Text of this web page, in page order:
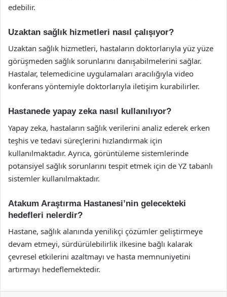
edebilir.
Uzaktan sağlık hizmetleri nasıl çalışıyor?
Uzaktan sağlık hizmetleri, hastaların doktorlarıyla yüz yüze
görüşmeden sağlık sorunlarını danışabilmelerini sağlar.
Hastalar, telemedicine uygulamaları aracılığıyla video
konferans yöntemiyle doktorlarıyla iletişim kurabilirler.
Hastanede yapay zeka nasıl kullanılıyor?
Yapay zeka, hastaların sağlık verilerini analiz ederek erken
teşhis ve tedavi süreçlerini hızlandırmak için
kullanılmaktadır. Ayrıca, görüntüleme sistemlerinde
potansiyel sağlık sorunlarını tespit etmek için de YZ tabanlı
sistemler kullanılmaktadır.
Atakum Araştırma Hastanesi’nin gelecekteki
hedefleri nelerdir?
Hastane, sağlık alanında yenilikçi çözümler geliştirmeye
devam etmeyi, sürdürülebilirlik ilkesine bağlı kalarak
çevresel etkilerini azaltmayı ve hasta memnuniyetini
artırmayı hedeflemektedir.